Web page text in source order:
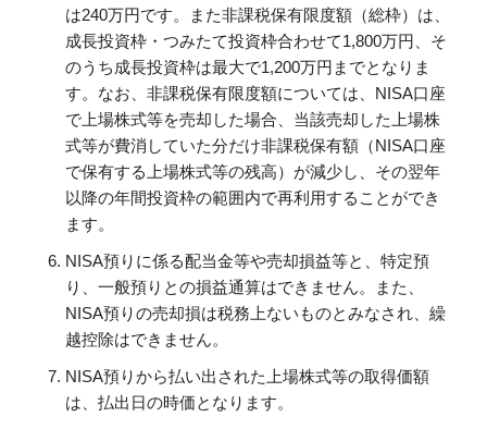
は240万円です。また非課税保有限度額（総枠）は、
成長投資枠・つみたて投資枠合わせて1,800万円、そ
のうち成長投資枠は最大で1,200万円までとなりま
す。なお、非課税保有限度額については、NISA口座
で上場株式等を売却した場合、当該売却した上場株
式等が費消していた分だけ非課税保有額（NISA口座
で保有する上場株式等の残高）が減少し、その翌年
以降の年間投資枠の範囲内で再利用することができ
ます。
NISA預りに係る配当金等や売却損益等と、特定預
り、一般預りとの損益通算はできません。また、
NISA預りの売却損は税務上ないものとみなされ、繰
越控除はできません。
NISA預りから払い出された上場株式等の取得価額
は、払出日の時価となります。